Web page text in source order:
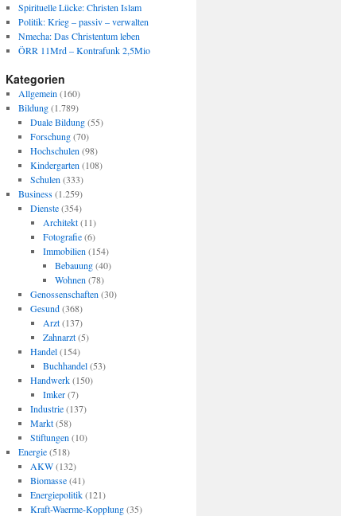
Spirituelle Lücke: Christen Islam
Politik: Krieg – passiv – verwalten
Nmecha: Das Christentum leben
ÖRR 11Mrd – Kontrafunk 2,5Mio
Kategorien
Allgemein (160)
Bildung(1.789)
Duale Bildung(55)
Forschung(70)
Hochschulen (98)
Kindergarten (108)
Schulen (333)
Business(1.259)
Dienste(354)
Architekt(11)
Fotografie(6)
Immobilien (154)
Bebauung(40)
Wohnen (78)
Genossenschaften (30)
Gesund(368)
Arzt(137)
Zahnarzt(5)
Handel(154)
Buchhandel(53)
Handwerk(150)
Imker(7)
Industrie(137)
Markt(58)
Stiftungen (10)
Energie(518)
AKW(132)
Biomasse(41)
Energiepolitik(121)
Kraft-Waerme-Kopplung(35)